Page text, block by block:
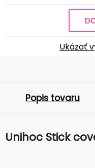
Ukázať
Popis tovaru
Unihoc Stick